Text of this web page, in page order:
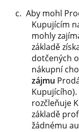
Aby mohl
Kupujícím
mohly
základě
dotčených
nákupní
zájmu
rozčleňuje
základě
žádnému